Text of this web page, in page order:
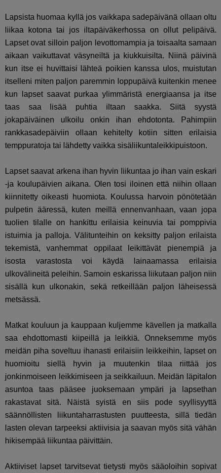
Lapsista huomaa kyllä jos vaikkapa sadepäivänä ollaan oltu
liikaa kotona tai jos iltapäiväkerhossa on ollut pelipäivä.
Lapset ovat silloin paljon levottomampia ja toisaalta samaan
aikaan vaikuttavat väsyneiltä ja kiukkuisilta. Niinä päivinä
kun itse ei huvittaisi lähteä poikien kanssa ulos, muistutan
itselleni miten paljon paremmin loppupäivä kuitenkin menee
kun lapset saavat purkaa ylimmäristä energiaansa ja itse
taas saa lisää puhtia iltaan saakka. Siitä syystä
jokapäiväinen ulkoilu onkin ihan ehdotonta. Pahimpiin
rankkasadepäiviin ollaan kehitelty kotiin sitten erilaisia
temppuratoja tai lähdetty vaikka sisäliikuntaleikkipuistoon.
Lapset saavat arkena ihan hyvin liikuntaa jo ihan vain eskari
-ja koulupäivien aikana. Olen tosi iloinen että niihin ollaan
kiinnitetty oikeasti huomiota. Koulussa harvoin pönötetään
pulpetin ääressä, kuten meillä ennenvanhaan, vaan jopa
tuolien tilalle on hankittu erilaisia keinuvia tai pomppivia
istuimia ja palloja. Välitunteihin on keksitty paljon erilaista
tekemistä, vanhemmat oppilaat leikittävät pienempiä ja
isosta varastosta voi käydä lainaamassa erilaisia
ulkovälineitä peleihin. Samoin eskarissa liikutaan paljon niin
sisällä kun ulkonakin, sekä retkeillään paljon läheisessä
metsässä.
Matkat kouluun ja kauppaan kuljemme kävellen ja matkalla
saa ehdottomasti kiipeillä ja leikkiä. Onneksemme myös
meidän piha soveltuu ihanasti erilaisiin leikkeihin, lapset on
huomioitu siellä hyvin ja muutenkin tilaa riittää jos
jonkinmoiseen leikkimiseen ja seikkailuun. Meidän läpitalon
asuntoa taas pääsee juoksemaan ympäri ja lapsethan
rakastavat sitä. Näistä syistä en siis pode syyllisyyttä
säännöllisten liikuntaharrastusten puutteesta, sillä tiedän
lasten olevan tarpeeksi aktiivisia ja saavan myös sitä vähän
hikisempää liikuntaa päivittäin.
Aktiiviset lapset tarvitsevat tietysti myös sääoloihin sopivat